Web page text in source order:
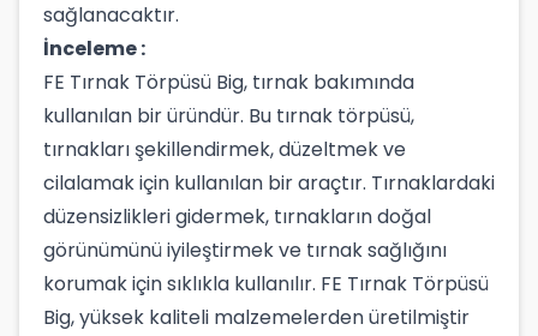
sağlanacaktır.
İnceleme :
FE Tırnak Törpüsü Big, tırnak bakımında
kullanılan bir üründür. Bu tırnak törpüsü,
tırnakları şekillendirmek, düzeltmek ve
cilalamak için kullanılan bir araçtır. Tırnaklardaki
düzensizlikleri gidermek, tırnakların doğal
görünümünü iyileştirmek ve tırnak sağlığını
korumak için sıklıkla kullanılır. FE Tırnak Törpüsü
Big, yüksek kaliteli malzemelerden üretilmiştir